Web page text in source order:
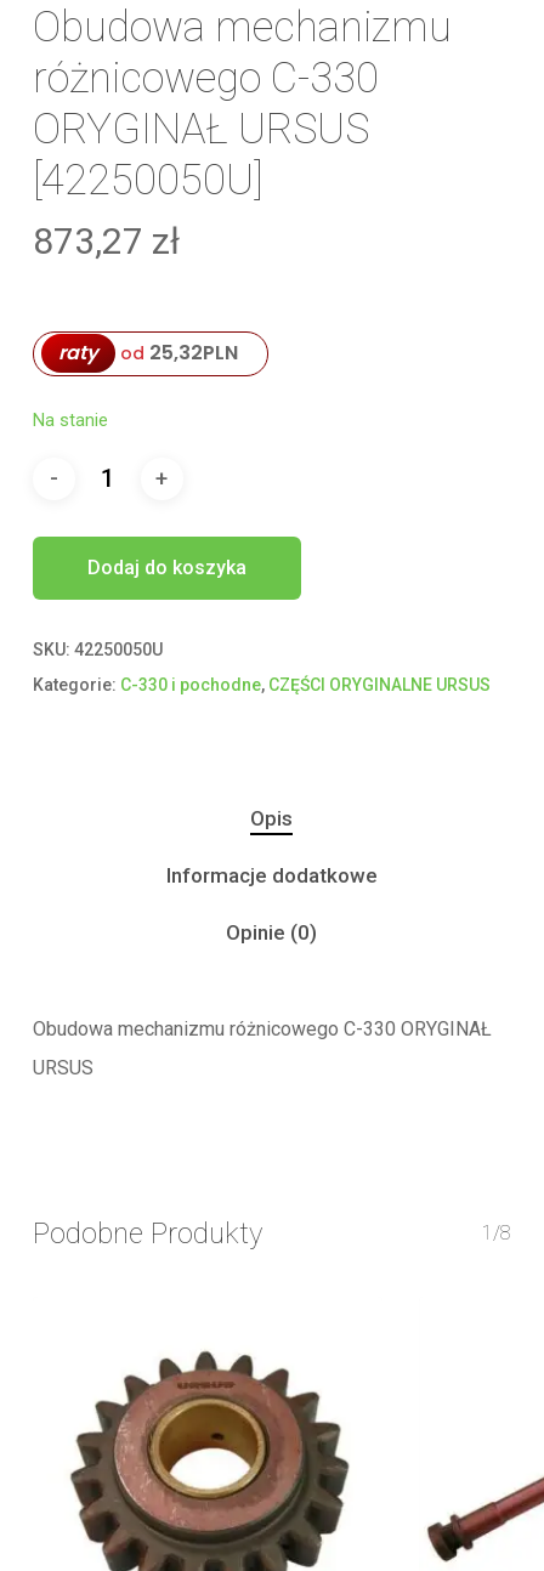
Obudowa mechanizmu
różnicowego C-330
ORYGINAŁ URSUS
[42250050U]
873,27 zł
raty od 25,32PLN
Na stanie
Dodaj do koszyka
SKU: 42250050U
Kategorie: C-330 i pochodne, CZĘŚCI ORYGINALNE URSUS
Opis
Informacje dodatkowe
Opinie (0)
Obudowa mechanizmu różnicowego C-330 ORYGINAŁ
URSUS
Podobne Produkty 1/8